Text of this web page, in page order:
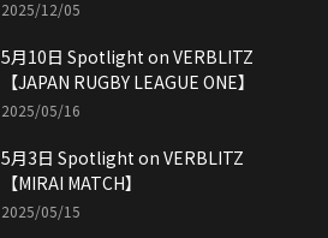
じ
2025/12/05
5月10日 Spotlight on VERBLITZ
【JAPAN RUGBY LEAGUE ONE】
2025/05/16
5月3日 Spotlight on VERBLITZ
【MIRAI MATCH】
2025/05/15